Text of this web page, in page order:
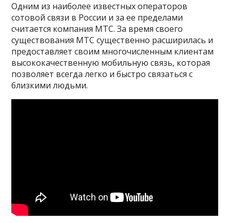
Одним из наиболее известных операторов
сотовой связи в России и за ее пределами
считается компания МТС. За время своего
существования МТС существенно расширилась и
предоставляет своим многочисленным клиентам
высококачественную мобильную связь, которая
позволяет всегда легко и быстро связаться с
близкими людьми.